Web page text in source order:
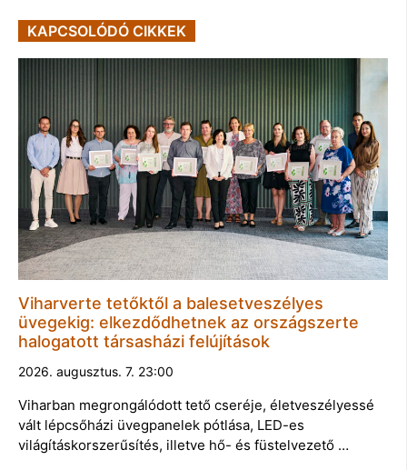
KAPCSOLÓDÓ CIKKEK
Viharverte tetőktől a balesetveszélyes
üvegekig: elkezdődhetnek az országszerte
halogatott társasházi felújítások
2026. augusztus. 7. 23:00
Viharban megrongálódott tető cseréje, életveszélyessé
vált lépcsőházi üvegpanelek pótlása, LED-es
világításkorszerűsítés, illetve hő- és füstelvezető …